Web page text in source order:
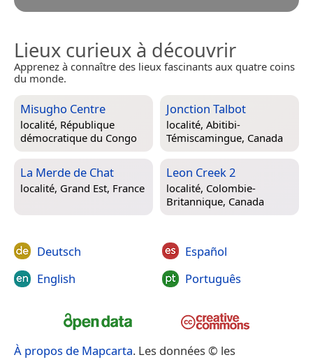
Lieux curieux à découvrir
Apprenez à connaître des lieux fascinants aux quatre coins
du monde.
Misugho Centre
localité, République
démocratique du Congo
Jonction Talbot
localité, Abitibi-
Témiscamingue, Canada
La Merde de Chat
localité, Grand Est, France
Leon Creek 2
localité, Colombie-
Britannique, Canada
Deutsch
English
Español
Português
À propos de Mapcarta. Les données © les